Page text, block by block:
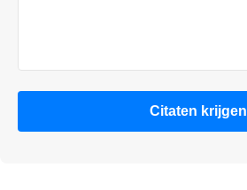
Citaten krijgen